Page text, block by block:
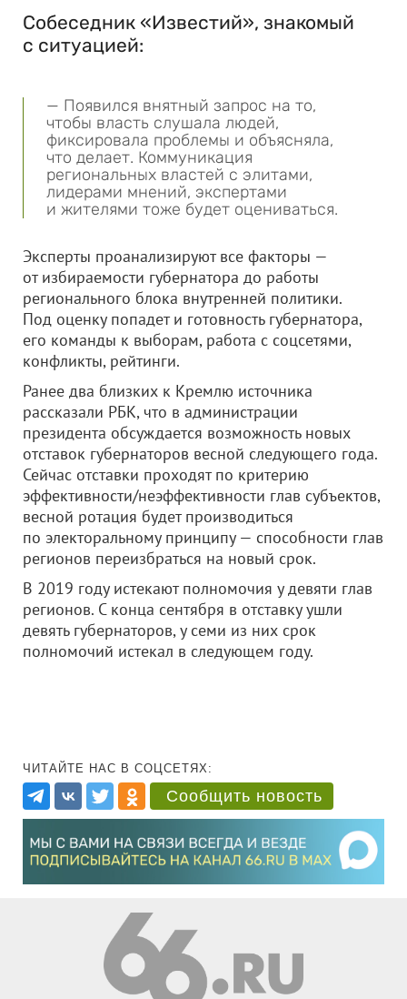
Собеседник «Известий», знакомый
с ситуацией:
— Появился внятный запрос на то,
чтобы власть слушала людей,
фиксировала проблемы и объясняла,
что делает. Коммуникация
региональных властей с элитами,
лидерами мнений, экспертами
и жителями тоже будет оцениваться.
Эксперты проанализируют все факторы —
от избираемости губернатора до работы
регионального блока внутренней политики.
Под оценку попадет и готовность губернатора,
его команды к выборам, работа с соцсетями,
конфликты, рейтинги.
Ранее два близких к Кремлю источника
рассказали РБК, что в администрации
президента обсуждается возможность новых
отставок губернаторов весной следующего года.
Сейчас отставки проходят по критерию
эффективности/неэффективности глав субъектов,
весной ротация будет производиться
по электоральному принципу — способности глав
регионов переизбраться на новый срок.
В 2019 году истекают полномочия у девяти глав
регионов. С конца сентября в отставку ушли
девять губернаторов, у семи из них срок
полномочий истекал в следующем году.
ЧИТАЙТЕ НАС В СОЦСЕТЯХ:
Сообщить новость